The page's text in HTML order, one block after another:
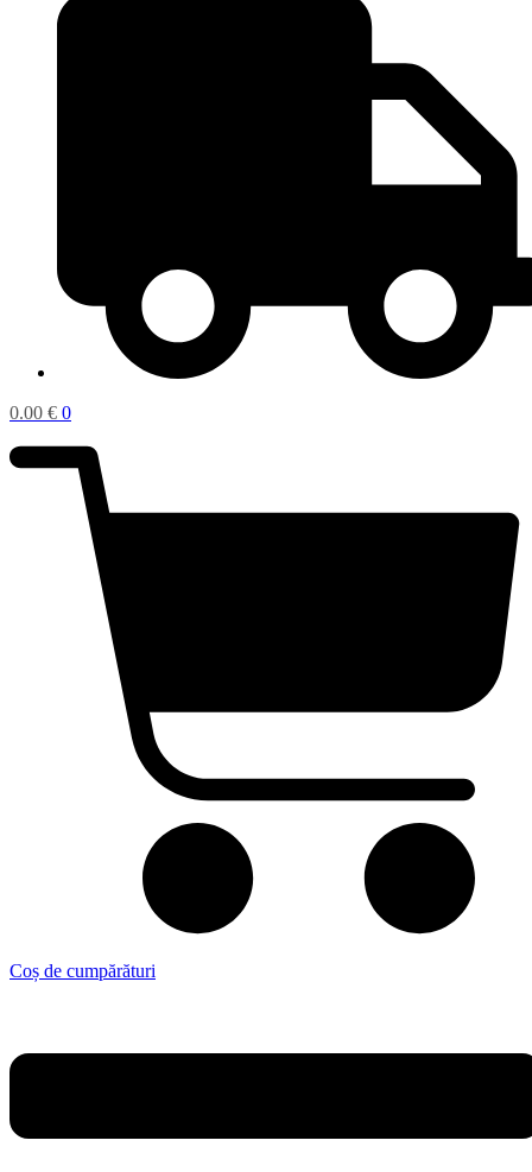
0.00 € 0
Coș de cumpărături